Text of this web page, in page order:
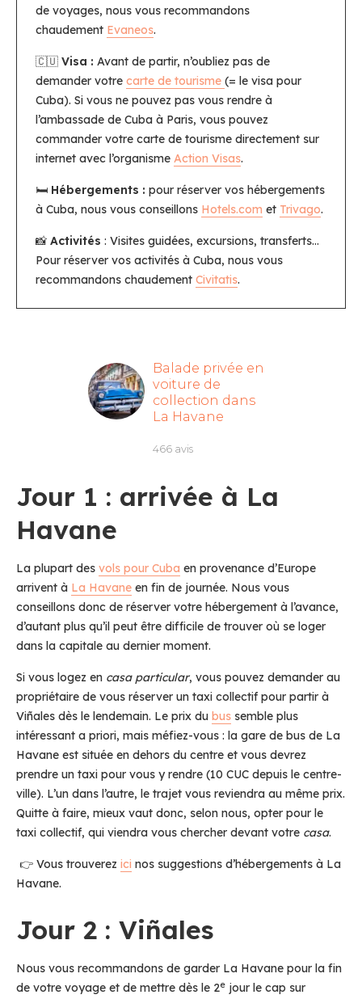
de voyages, nous vous recommandons
chaudement Evaneos.
🇨🇺 Visa : Avant de partir, n’oubliez pas de
demander votrecarte de tourisme(= le visa pour
Cuba). Si vous ne pouvez pas vous rendre à
l’ambassade de Cuba à Paris, vous pouvez
commander votre carte de tourisme directement sur
internet avec l’organismeAction Visas.
🛏️ Hébergements :pour réserver vos hébergements
à Cuba, nous vous conseillons Hotels.com et Trivago.
📸 Activités: Visites guidées, excursions, transferts…
Pour réserver vos activités à Cuba, nous vous
recommandons chaudementCivitatis.
Jour 1 : arrivée à La
Havane
La plupart des vols pour Cuba en provenance d’Europe
arrivent à La Havane en fin de journée. Nous vous
conseillons donc de réserver votre hébergement à l’avance,
d’autant plus qu’il peut être difficile de trouver où se loger
dans la capitale au dernier moment.
Si vous logez en casa particular, vous pouvez demander au
propriétaire de vous réserver un taxi collectif pour partir à
Viñales dès le lendemain. Le prix du bus semble plus
intéressant a priori, mais méfiez-vous : la gare de bus de La
Havane est située en dehors du centre et vous devrez
prendre un taxi pour vous y rendre (10 CUC depuis le centre-
ville). L’un dans l’autre, le trajet vous reviendra au même prix.
Quitte à faire, mieux vaut donc, selon nous, opter pour le
taxi collectif, qui viendra vous chercher devant votre casa.
👉 Vous trouverez ici nos suggestions d’hébergements à La
Havane.
Jour 2 : Viñales
Nous vous recommandons de garder La Havane pour la fin
de votre voyage et de mettre dès le 2e jour le cap sur